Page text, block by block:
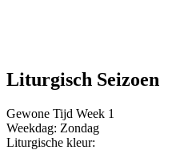
Liturgisch Seizoen
Gewone Tijd Week 1
Weekdag: Zondag
Liturgische kleur: